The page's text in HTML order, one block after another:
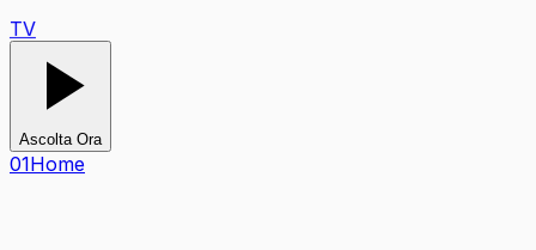
Ascolta Ora
01Home